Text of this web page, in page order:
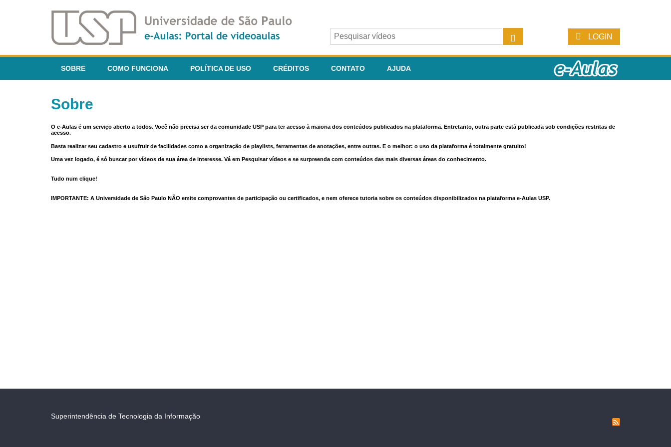
LOGIN
SOBRE COMO FUNCIONA POLÍTICA DE USO CRÉDITOS CONTATO AJUDA
Sobre
O e-Aulas é um serviço aberto a todos. Você não precisa ser da comunidade USP para ter acesso à maioria dos conteúdos publicados na plataforma. Entretanto, outra parte está publicada sob condições restritas de
acesso.
Basta realizar seu cadastro e usufruir de facilidades como a organização de playlists, ferramentas de anotações, entre outras. E o melhor: o uso da plataforma é totalmente gratuito!
Uma vez logado, é só buscar por vídeos de sua área de interesse. Vá em Pesquisar vídeos e se surpreenda com conteúdos das mais diversas áreas do conhecimento.
Tudo num clique!
IMPORTANTE: A Universidade de São Paulo NÃO emite comprovantes de participação ou certificados, e nem oferece tutoria sobre os conteúdos disponibilizados na plataforma e-Aulas USP.
Superintendência de Tecnologia da Informação